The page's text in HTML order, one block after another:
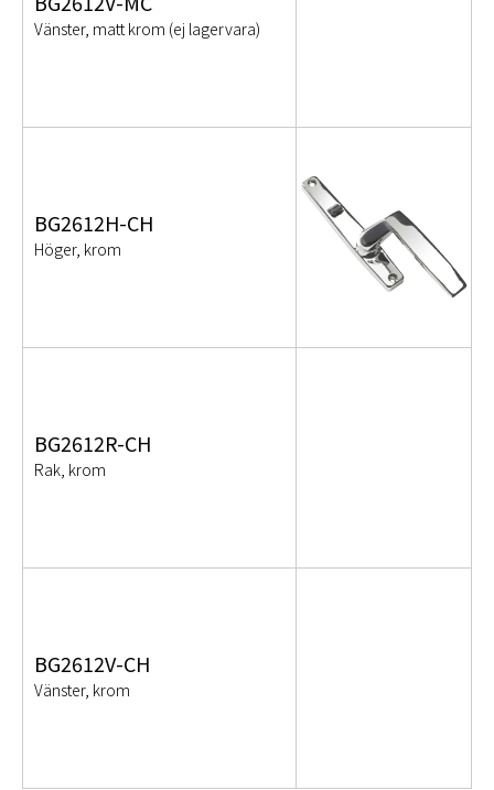
Vänster, matt krom (ej lagervara)
BG2612H-CH
Höger, krom
BG2612R-CH
Rak, krom
BG2612V-CH
Vänster, krom